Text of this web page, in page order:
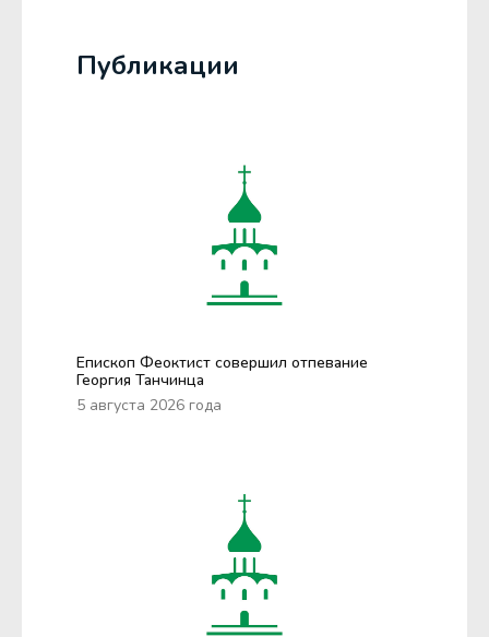
Публикации
Епископ Феоктист совершил отпевание
Георгия Танчинца
5 августа 2026 года